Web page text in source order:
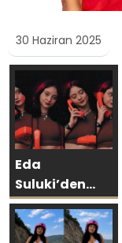
30 Haziran 2025
Eda
Suluki’den
Yeni Tekli:
“Cevapsız